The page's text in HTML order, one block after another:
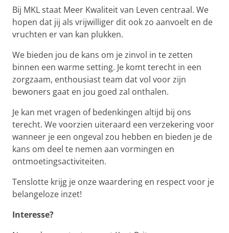
Bij MKL staat Meer Kwaliteit van Leven centraal. We
hopen dat jij als vrijwilliger dit ook zo aanvoelt en de
vruchten er van kan plukken.
We bieden jou de kans om je zinvol in te zetten
binnen een warme setting. Je komt terecht in een
zorgzaam, enthousiast team dat vol voor zijn
bewoners gaat en jou goed zal onthalen.
Je kan met vragen of bedenkingen altijd bij ons
terecht. We voorzien uiteraard een verzekering voor
wanneer je een ongeval zou hebben en bieden je de
kans om deel te nemen aan vormingen en
ontmoetingsactiviteiten.
Tenslotte krijg je onze waardering en respect voor je
belangeloze inzet!
Interesse?